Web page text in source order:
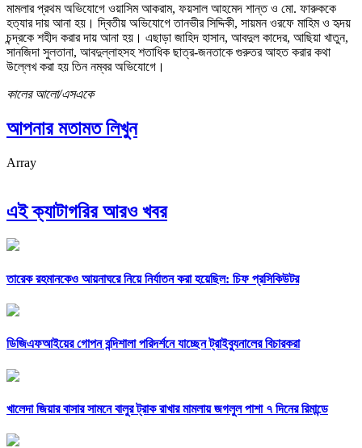
মামলার প্রথম অভিযোগে ওয়াসিম আকরাম, ফয়সাল আহমেদ শান্ত ও মো. ফারুককে
হত্যার দায় আনা হয়। দ্বিতীয় অভিযোগে তানভীর সিদ্দিকী, সায়মন ওরফে মাহিম ও হৃদয়
চন্দ্রকে শহীদ করার দায় আনা হয়। এছাড়া জাহিদ হাসান, আবদুল কাদের, আছিয়া খাতুন,
সানজিদা সুলতানা, আবদুল্লাহসহ শতাধিক ছাত্র-জনতাকে গুরুতর আহত করার কথা
উল্লেখ করা হয় তিন নম্বর অভিযোগে।
কালের আলো/এসএকে
আপনার মতামত লিখুন
Array
এই ক্যাটাগরির আরও খবর
তারেক রহমানকেও আয়নাঘরে নিয়ে নির্যাতন করা হয়েছিল: চিফ প্রসিকিউটর
ডিজিএফআইয়ের গোপন বন্দিশালা পরিদর্শনে যাচ্ছেন ট্রাইব্যুনালের বিচারকরা
খালেদা জিয়ার বাসার সামনে বালুর ট্রাক রাখার মামলায় জগলুল পাশা ৭ দিনের রিমান্ডে